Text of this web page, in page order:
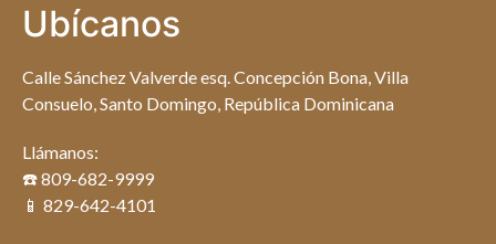
Ubícanos
Calle Sánchez Valverde esq. Concepción Bona, Villa
Consuelo, Santo Domingo, República Dominicana
Llámanos:
☎️ 809-682-9999
📱 829-642-4101